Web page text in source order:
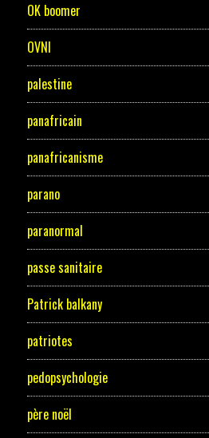
OK boomer
OVNI
palestine
panafricain
panafricanisme
parano
paranormal
passe sanitaire
Patrick balkany
patriotes
pedopsychologie
père noël